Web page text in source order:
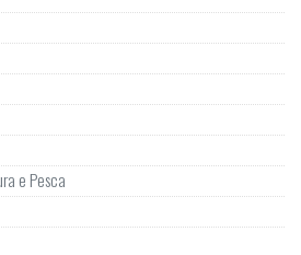
e Pesca